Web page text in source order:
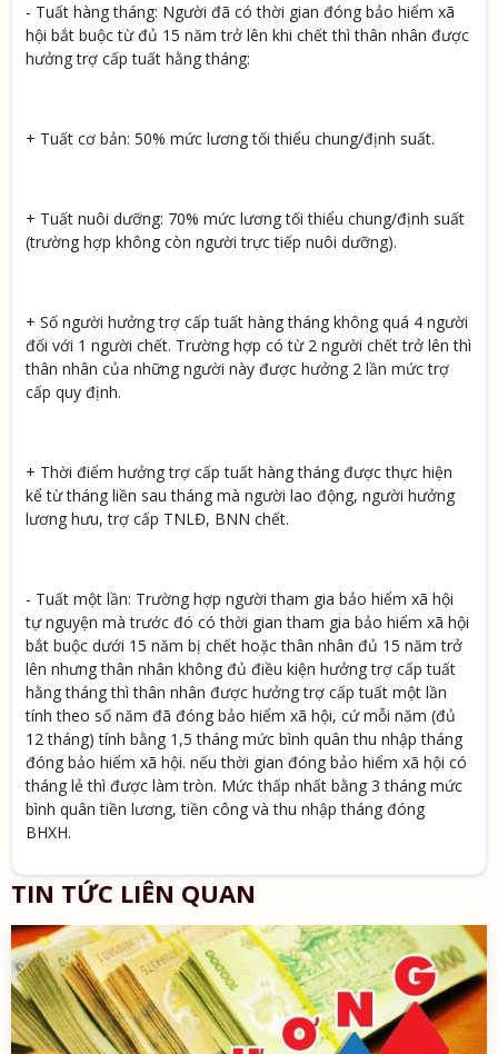
- Tuất hàng tháng: Người đã có thời gian đóng bảo hiểm xã
hội bắt buộc từ đủ 15 năm trở lên khi chết thì thân nhân được
hưởng trợ cấp tuất hằng tháng:
+ Tuất cơ bản: 50% mức lương tối thiểu chung/định suất.
+ Tuất nuôi dưỡng: 70% mức lương tối thiểu chung/định suất
(trường hợp không còn người trực tiếp nuôi dưỡng).
+ Số người hưởng trợ cấp tuất hàng tháng không quá 4 người
đối với 1 người chết. Trường hợp có từ 2 người chết trở lên thì
thân nhân của những người này được hưởng 2 lần mức trợ
cấp quy định.
+ Thời điểm hưởng trợ cấp tuất hàng tháng được thực hiện
kể từ tháng liền sau tháng mà người lao động, người hưởng
lương hưu, trợ cấp TNLĐ, BNN chết.
- Tuất một lần: Trường hợp người tham gia bảo hiểm xã hội
tự nguyện mà trước đó có thời gian tham gia bảo hiểm xã hội
bắt buộc dưới 15 năm bị chết hoặc thân nhân đủ 15 năm trở
lên nhưng thân nhân không đủ điều kiện hưởng trợ cấp tuất
hằng tháng thì thân nhân được hưởng trợ cấp tuất một lần
tính theo số năm đã đóng bảo hiểm xã hội, cứ mỗi năm (đủ
12 tháng) tính bằng 1,5 tháng mức bình quân thu nhập tháng
đóng bảo hiểm xã hội. nếu thời gian đóng bảo hiểm xã hội có
tháng lẻ thì được làm tròn. Mức thấp nhất bằng 3 tháng mức
bình quân tiền lương, tiền công và thu nhập tháng đóng
BHXH.
TIN TỨC LIÊN QUAN